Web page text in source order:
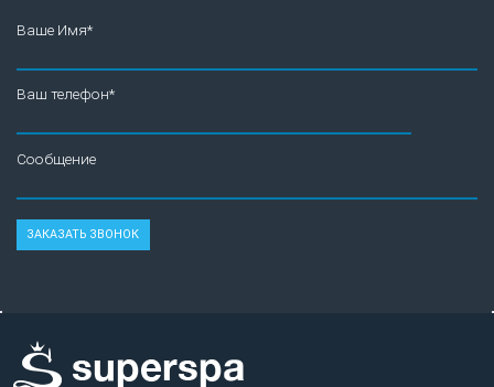
Ваше Имя*
Ваш телефон*
Сообщение